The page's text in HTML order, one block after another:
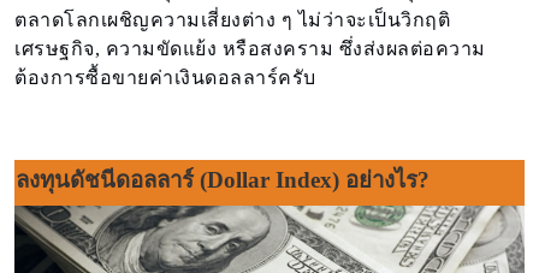
ตลาดโลกเผชิญความเสี่ยงต่าง ๆ ไม่ว่าจะเป็นวิกฤติ
เศรษฐกิจ, ความขัดแย้ง หรือสงคราม ซึ่งส่งผลต่อความ
ต้องการซื้อขายค่าเงินดอลลาร์ครับ
ลงทุนดัชนีดอลลาร์ (Dollar Index) อย่างไร?